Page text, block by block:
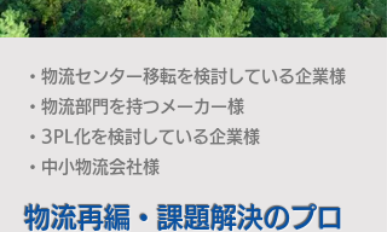
・物流センター移転を検討している企業様
・物流部門を持つメーカー様
・3PL化を検討している企業様
・中小物流会社様
​物流再編・課題解決のプロ